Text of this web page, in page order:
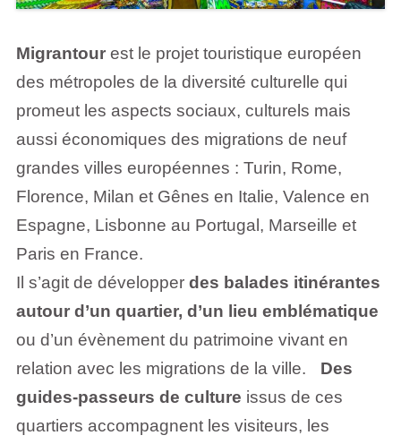
Migrantourest le projet touristique européen
des métropoles de la diversité culturelle qui
promeut les aspects sociaux, culturels mais
aussi économiques des migrations de neuf
grandes villes européennes : Turin, Rome,
Florence, Milan et Gênes en Italie, Valence en
Espagne, Lisbonne au Portugal, Marseille et
Paris en France.
Il s’agit de développer des balades itinérantes
autour d’un quartier, d’un lieu emblématique
ou d’un évènement du patrimoine vivant en
relation avec les migrations de la ville.
Des
guides-passeurs de culture issus de ces
quartiers accompagnent les visiteurs, les